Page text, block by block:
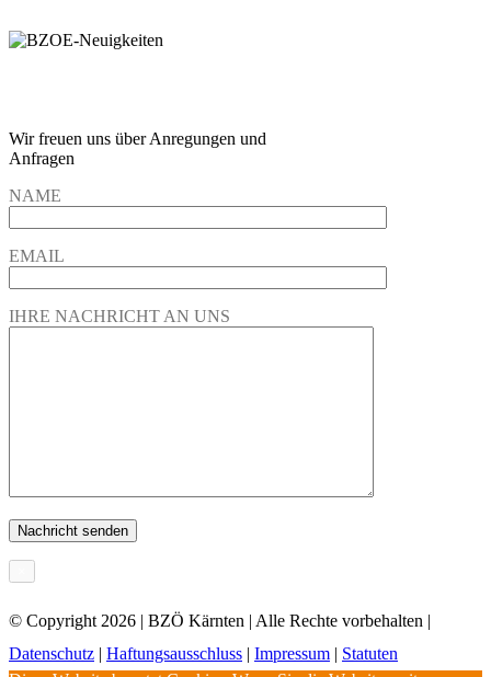
Wir freuen uns über Anregungen und
Anfragen
NAME
EMAIL
IHRE NACHRICHT AN UNS
© Copyright2026 | BZÖ Kärnten | Alle Rechte vorbehalten |
Datenschutz | Haftungsausschluss | Impressum | Statuten